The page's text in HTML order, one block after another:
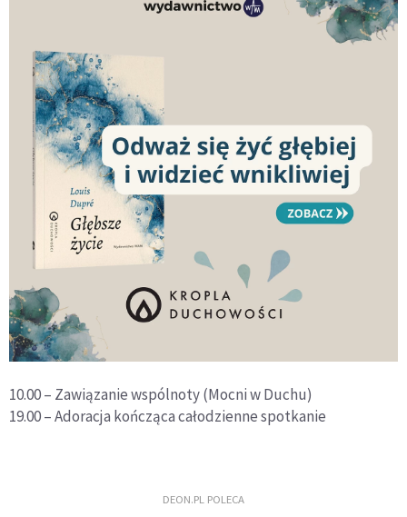
10.00 – Zawiązanie wspólnoty (Mocni w Duchu)
19.00 – Adoracja kończąca całodzienne spotkanie
DEON.PL POLECA